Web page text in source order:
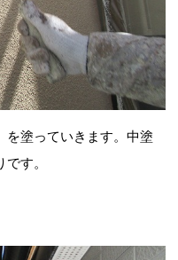
を塗っていきます。中塗
す。